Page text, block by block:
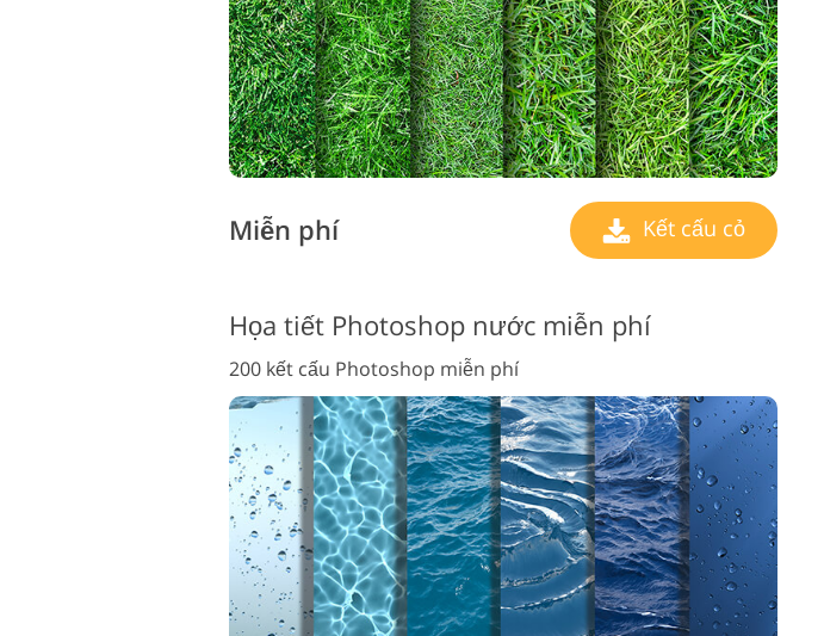
Miễn phí Kết cấu cỏ
Họa tiết Photoshop nước miễn phí
200 kết cấu Photoshop miễn phí